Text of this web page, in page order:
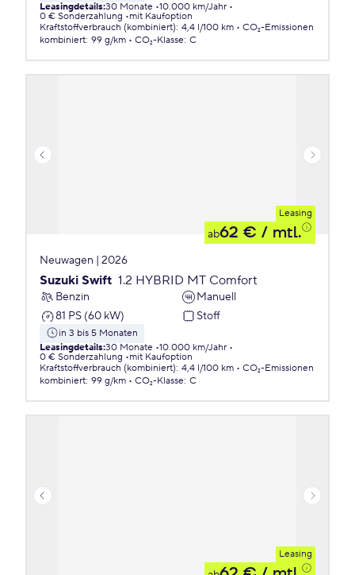
Leasingdetails:30 Monate 10.000 km/Jahr
0 € Sonderzahlung
mit Kaufoption
Kraftstoffverbrauch (kombiniert): 4,4 l/100 km
CO₂-Emissionen
kombiniert: 99 g/km CO₂-Klasse: C
Leasing
ab62 € / mtl.
Neuwagen | 2026
Suzuki Swift 1.2 HYBRID MT Comfort
Benzin
Manuell
81 PS (60 kW)
Stoff
in 3 bis 5 Monaten
Leasingdetails:30 Monate 10.000 km/Jahr
0 € Sonderzahlung
mit Kaufoption
Kraftstoffverbrauch (kombiniert): 4,4 l/100 km
CO₂-Emissionen
kombiniert: 99 g/km CO₂-Klasse: C
Leasing